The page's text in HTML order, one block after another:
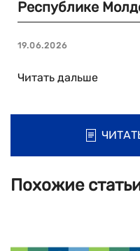
Республике
19.06.2026
Читать дальше
Похожие